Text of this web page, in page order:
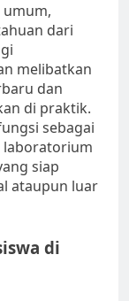
umum,
dari
melibatkan
dan
di praktik.
sebagai
laboratorium
siap
ataupun luar
di